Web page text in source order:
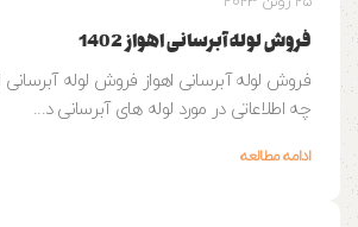
فروش لوله آبرسانی اهواز 1402
فروش لوله آبرسانی اهواز فروش لوله آبرسانی
چه اطلاعاتی در مورد لوله های آبرسانی د...
ادامه مطالعه